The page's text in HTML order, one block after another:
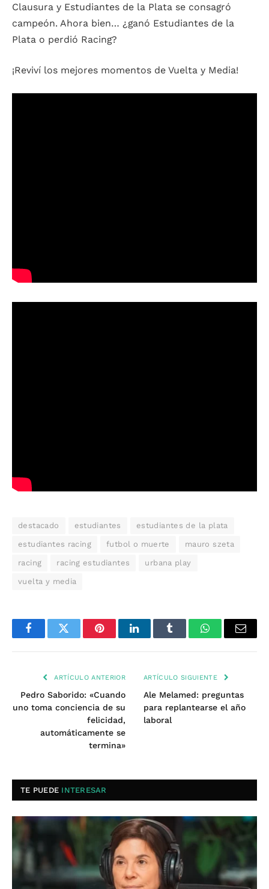
Clausura y Estudiantes de la Plata se consagró
campeón. Ahora bien… ¿ganó Estudiantes de la
Plata o perdió Racing?
¡Reviví los mejores momentos de Vuelta y Media!
destacado estudiantes estudiantes de la plata
estudiantes racing futbol o muerte mauro szeta
racing racing estudiantes urbana play
vuelta y media
FacebookTwitter PinterestLinkedInTumblr WhatsAppEmail
ARTÍCULO ANTERIOR
Pedro Saborido: «Cuando
uno toma conciencia de su
felicidad,
automáticamente se
termina»
ARTÍCULO SIGUIENTE
Ale Melamed: preguntas
para replantearse el año
laboral
TE PUEDE INTERESAR